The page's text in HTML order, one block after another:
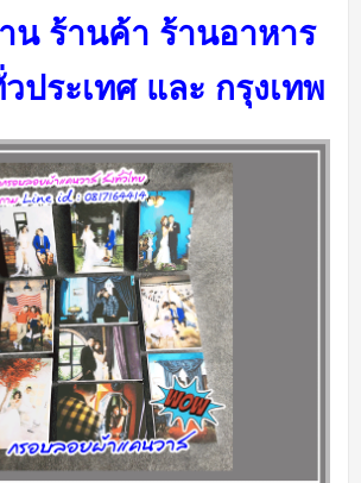
น ร้านค้า ร้านอาหาร
ประเทศ และ กรุงเทพ